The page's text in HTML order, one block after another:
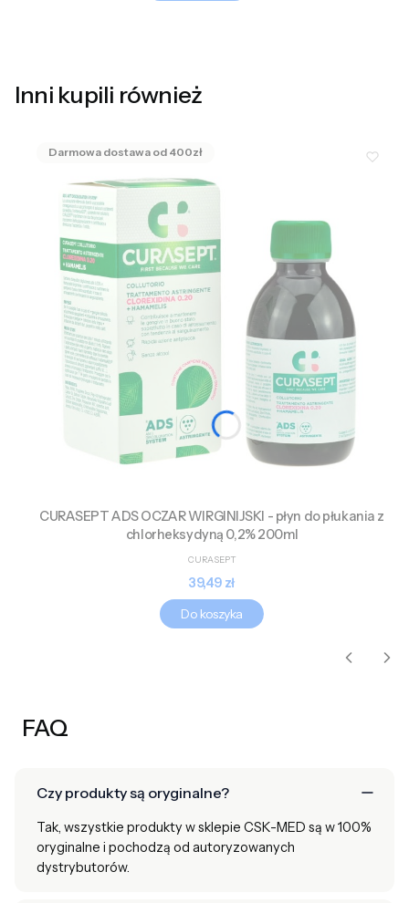
Inni kupili również
CURASEPT ADS OCZAR WIRGINIJSKI - płyn do płukania z
chlorheksydyną 0,2% 200ml
CURASEPT
Cena
39,49 zł
Do koszyka
FAQ
Czy produkty są oryginalne?
Tak, wszystkie produkty w sklepie CSK-MED są w 100%
oryginalne i pochodzą od autoryzowanych
dystrybutorów.